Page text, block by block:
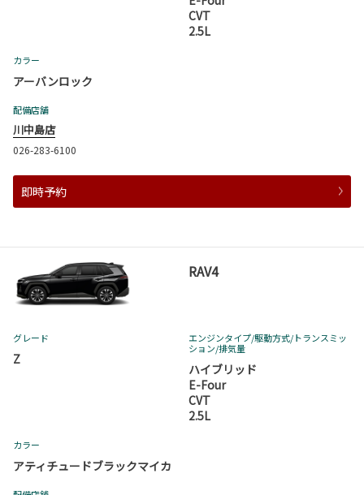
CVT
2.5L
カラー
アーバンロック
配備店舗
川中島店
026-283-6100
即時予約
RAV4
グレード
Z
エンジンタイプ/駆動方式/トランスミッ
ション/排気量
ハイブリッド
E-Four
CVT
2.5L
カラー
アティチュードブラックマイカ